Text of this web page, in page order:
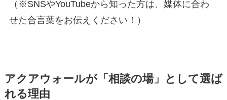
（※SNSやYouTubeから知った方は、媒体に合わ
せた合言葉をお伝えください！）
アクアウォールが「相談の場」として選ば
れる理由